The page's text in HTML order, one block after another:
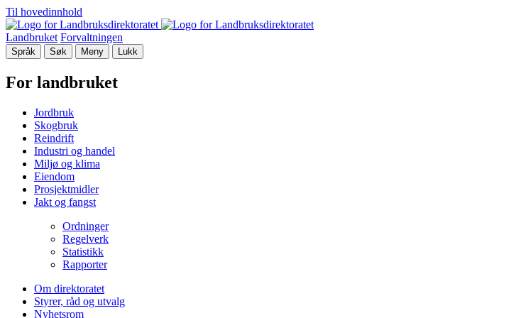
Til hovedinnhold
Landbruket Forvaltningen
Språk Søk Meny Lukk
For landbruket
Jordbruk
Skogbruk
Reindrift
Industri og handel
Miljø og klima
Eiendom
Prosjektmidler
Jakt og fangst
Ordninger
Regelverk
Statistikk
Rapporter
Om direktoratet
Styrer, råd og utvalg
Nyhetsrom